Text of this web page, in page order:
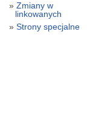
Zmiany w
linkowanych
Strony specjalne